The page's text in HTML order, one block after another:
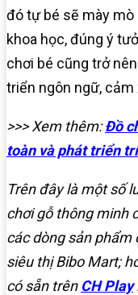
đó tự bé sẽ mày
khoa học, đúng ý
chơi bé cũng trở
triển ngôn ngữ, cảm
>>> Xem thêm:Đồ
toàn và phát triển
Trên đây là một số
chơi gỗ thông minh
các dòng sản phẩm
siêu thị Bibo Mart;
có sẵn trên CH Play